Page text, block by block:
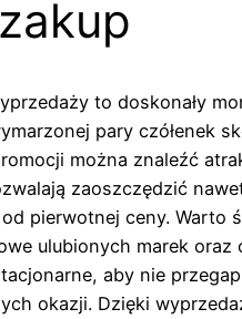
to doskonały
pary czółenek
można znaleźć
zaoszczędzić
pierwotnej ceny. Warto
ulubionych marek oraz
aby nie
okazji. Dzięki